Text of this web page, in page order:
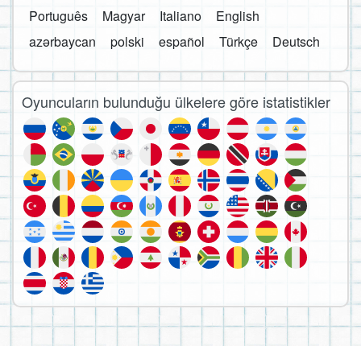
Português
Magyar Italiano
English
azərbaycan
polski español Türkçe Deutsch
Oyuncuların bulunduğu ülkelere göre istatistikler